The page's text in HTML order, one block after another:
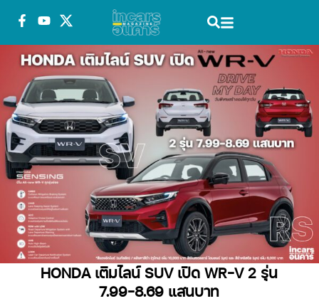
HONDA เติมไลน์ SUV เปิด WR-V 2 รุ่น
7.99-8.69 แสนบาท